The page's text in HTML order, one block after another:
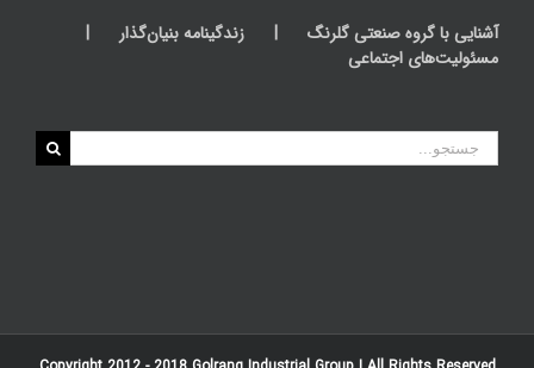
آشنایی با گروه صنعتی گلرنگ
زندگینامه بنیان‌گذار
مسئولیت‌های اجتماعی
جستجو
برای: